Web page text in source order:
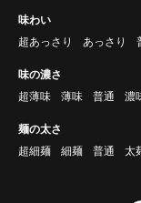
味わい
超あっさり
あっさり
味の濃さ
超薄味
薄味 普通 濃
麺の太さ
超細麺
細麺 普通 太